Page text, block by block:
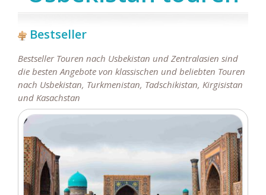
Bestseller
Bestseller Touren nach Usbekistan und Zentralasien sind
die besten Angebote von klassischen und beliebten Touren
nach Usbekistan, Turkmenistan, Tadschikistan, Kirgisistan
und Kasachstan